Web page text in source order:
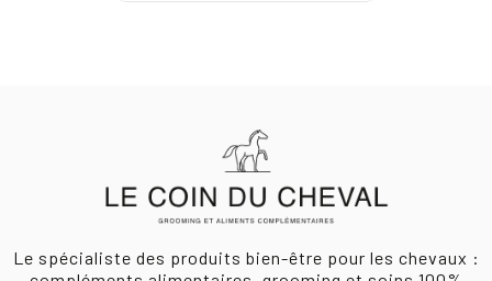
Le spécialiste des produits bien-être pour les chevaux :